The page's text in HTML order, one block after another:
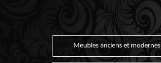
Meubles anciens et modernes